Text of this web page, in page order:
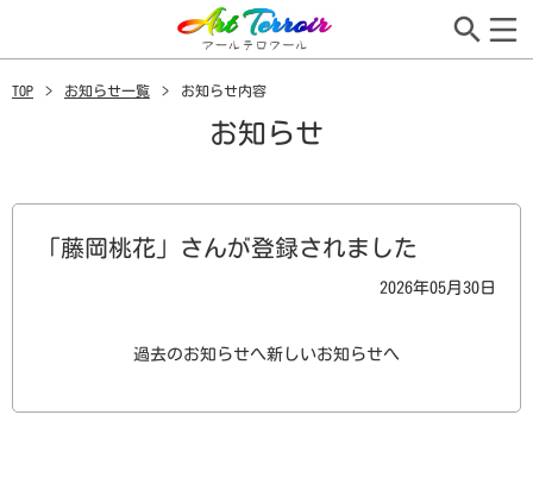
TOPページ
事業所・作者紹介
TOP お知らせ一覧 お知らせ内容
お知らせ
「藤岡桃花」さんが登録されました
2026年05月30日
過去のお知らせへ新しいお知らせへ